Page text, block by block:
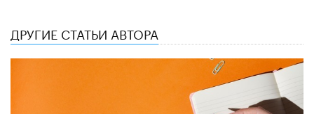
ДРУГИЕ СТАТЬИ АВТОРА